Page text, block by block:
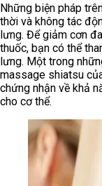
Những biện pháp
thời và không tác
lưng. Để giảm cơn
thuốc, bạn có thể
lưng. Một trong
massage shiatsu
chứng nhận về khả
cho cơ thể.